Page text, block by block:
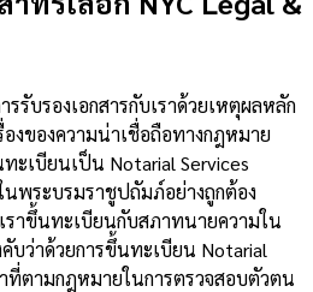
รับรองเอกสารกับเราด้วยเหตุผลหลัก
งของความน่าเชื่อถือทางกฎหมาย
ะเบียนเป็น Notarial Services
พระบรมราชูปถัมภ์อย่างถูกต้อง
ราขึ้นทะเบียนกับสภาทนายความใน
ว่าด้วยการขึ้นทะเบียน Notarial
ตามกฎหมายในการตรวจสอบตัวตน